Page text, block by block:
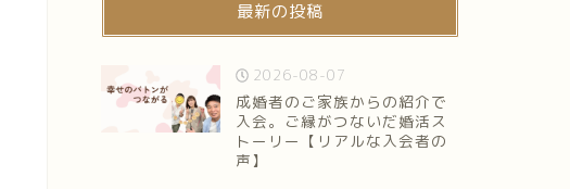
最新の投稿
2026-08-07
成婚者のご家族からの紹介で
入会。ご縁がつないだ婚活ス
トーリー【リアルな入会者の
声】